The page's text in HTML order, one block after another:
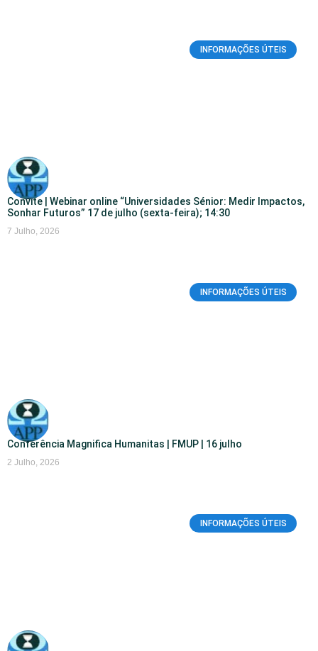
INFORMAÇÕES ÚTEIS
Convite | Webinar online “Universidades Sénior: Medir Impactos,
Sonhar Futuros” 17 de julho (sexta-feira); 14:30
7 Julho, 2026
INFORMAÇÕES ÚTEIS
Conferência Magnifica Humanitas | FMUP | 16 julho
2 Julho, 2026
INFORMAÇÕES ÚTEIS